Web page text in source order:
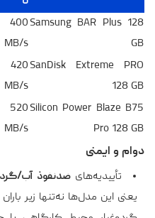
Samsung BAR Plus 128
GB
400
MB/s
SanDisk Extreme PRO
128 GB
420
MB/s
Silicon Power Blaze B75
Pro 128 GB
520
MB/s
دوام و ایمنی
تأییدیه‌های ضدنفوذ آب/
یعنی این مدل‌ها نه‌تنها زیر